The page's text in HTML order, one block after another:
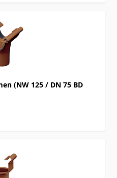
(NW 125 / DN 75 BD